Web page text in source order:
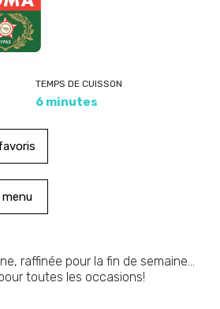
TEMPS DE CUISSON
6 minutes
raffinée pour la fin de semaine…
toutes les occasions!